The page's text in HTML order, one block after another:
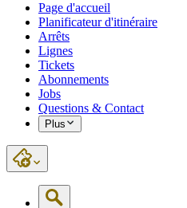
Page d'accueil
Planificateur d'itinéraire
Arrêts
Lignes
Tickets
Abonnements
Jobs
Questions & Contact
Plus